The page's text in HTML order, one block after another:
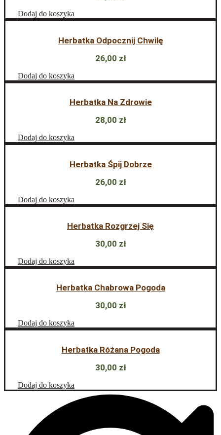
Dodaj do koszyka
Herbatka Odpocznij Chwilę
26,00 zł
Dodaj do koszyka
Herbatka Na Zdrowie
28,00 zł
Dodaj do koszyka
Herbatka Śpij Dobrze
26,00 zł
Dodaj do koszyka
Herbatka Rozgrzej Się
30,00 zł
Dodaj do koszyka
Herbatka Chabrowa Pogoda
30,00 zł
Dodaj do koszyka
Herbatka Różana Pogoda
30,00 zł
Dodaj do koszyka